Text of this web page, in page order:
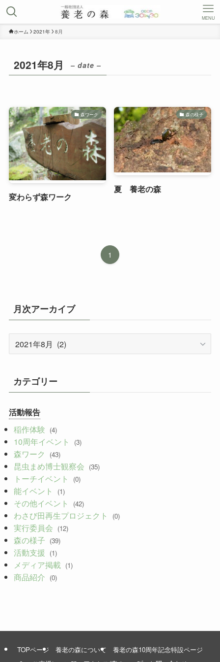
MENU
ホーム 2021年 8月
2021年8月 – date –
森ワーク
変わらず森ワーク
森の様子
夏 養老の森
1
月次アーカイブ
次
カ
ブ
カテゴリー
活動報告
稲作体験 (4)
10周年イベント (3)
森ワーク (43)
昆虫まめ博士観察会 (35)
トーチイベント (0)
能イベント (1)
その他イベント (42)
わさび田再生プロジェクト (0)
実行委員会 (12)
森の様子 (39)
活動支援 (1)
メディア掲載 (1)
商品紹介 (0)
TOPページ 養老の森について
養老の森10周年記念特設ページ